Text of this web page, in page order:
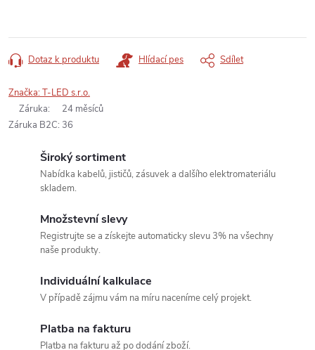
Dotaz k produktu Hlídací pes Sdílet
Značka:T-LED s.r.o.
Záruka:
24 měsíců
Záruka B2C: 36
Široký sortiment
Nabídka kabelů, jističů, zásuvek a dalšího elektromateriálu
skladem.
Množstevní slevy
Registrujte se a získejte automaticky slevu 3% na všechny
naše produkty.
Individuální kalkulace
V případě zájmu vám na míru naceníme celý projekt.
Platba na fakturu
Platba na fakturu až po dodání zboží.